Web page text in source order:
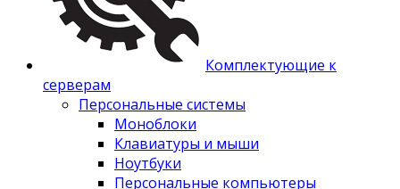
Комплектующие к
серверам
Персональные системы
Моноблоки
Клавиатуры и мыши
Ноутбуки
Персональные компьютеры